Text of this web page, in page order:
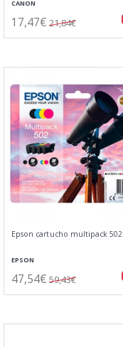
CANON
17,47€ 21,84€
Epson cartucho multipack 502
EPSON
47,54€ 59,43€